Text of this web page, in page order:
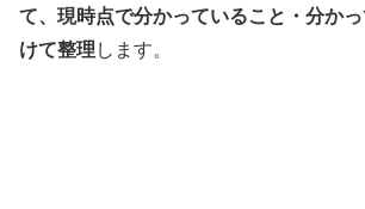
て、現時点で分かっていること・分か
けて整理 します。